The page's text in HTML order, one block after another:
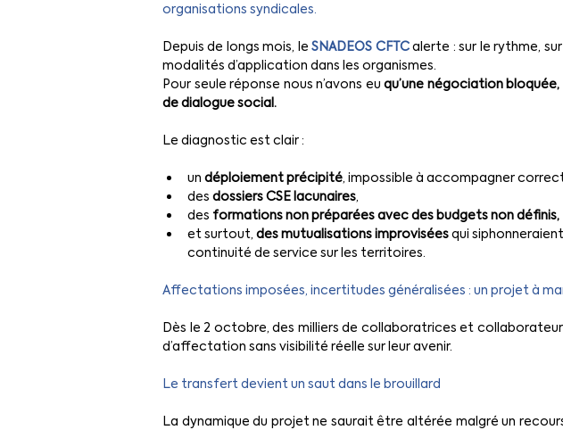
organisations syndicales.
Depuis de longs mois, le SNADEOS CFTC alerte : sur le rythme,
modalités d’application dans les organismes.
Pour seule réponse nous n’avons eu qu’une négociation
de dialogue social.
Le diagnostic est clair :
un déploiement précipité, impossible à accompagner
des dossiers CSE lacunaires,
des formations non préparées avec des budgets non définis,
et surtout, des mutualisations improvisées qui
continuité de service sur les territoires.
Affectations imposées, incertitudes généralisées : un projet à
Dès le 2 octobre, des milliers de collaboratrices et
d’affectation sans visibilité réelle sur leur avenir.
Le transfert devient un saut dans le brouillard
La dynamique du projet ne saurait être altérée malgré un